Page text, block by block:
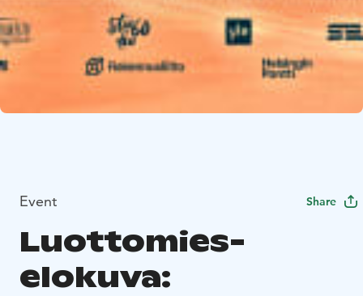
Event Share
Luottomies-
elokuva: